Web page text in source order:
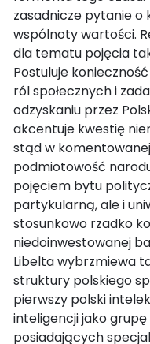
zasadnicze pytanie o
wspólnoty wartości.
dla tematu pojęcia
Postuluje
ról społecznych i
odzyskaniu przez
akcentuje kwestię
stąd w
podmiotowość
pojęciem bytu
partykularną, ale i
stosunkowo rzadko
niedoinwestowanej
Libelta wybrzmiewa
struktury polskiego
pierwszy polski
inteligencji jako grupę
posiadających